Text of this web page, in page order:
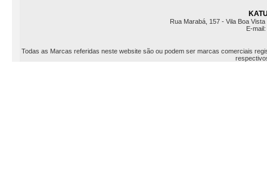
Rua Marabá, 157 - Vila Boa
E-mail:
Todas as Marcas referidas neste website são ou podem ser marcas comerciais